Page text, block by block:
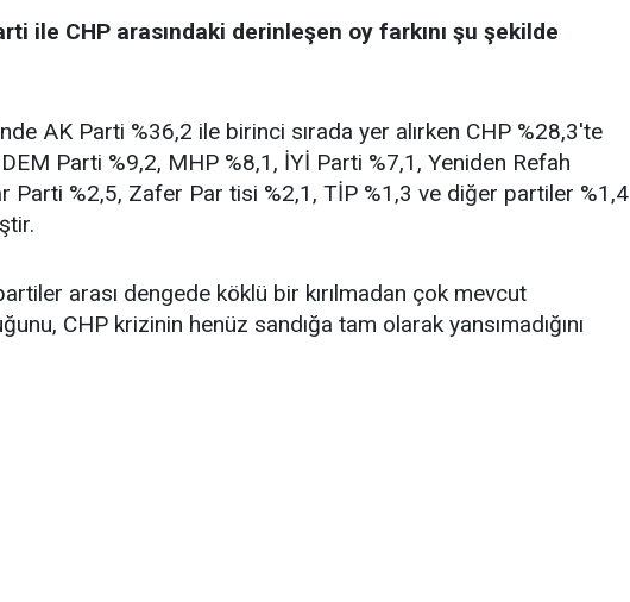
ile CHP arasındaki derinleşen oy farkını şu şekilde
AK Parti %36,2 ile birinci sırada yer alırken CHP %28,3'te
Parti %9,2, MHP %8,1, İYİ Parti %7,1, Yeniden Refah
Parti %2,5, Zafer Par tisi %2,1, TİP %1,3 ve diğer partiler %1,4
arası dengede köklü bir kırılmadan çok mevcut
CHP krizinin henüz sandığa tam olarak yansımadığını